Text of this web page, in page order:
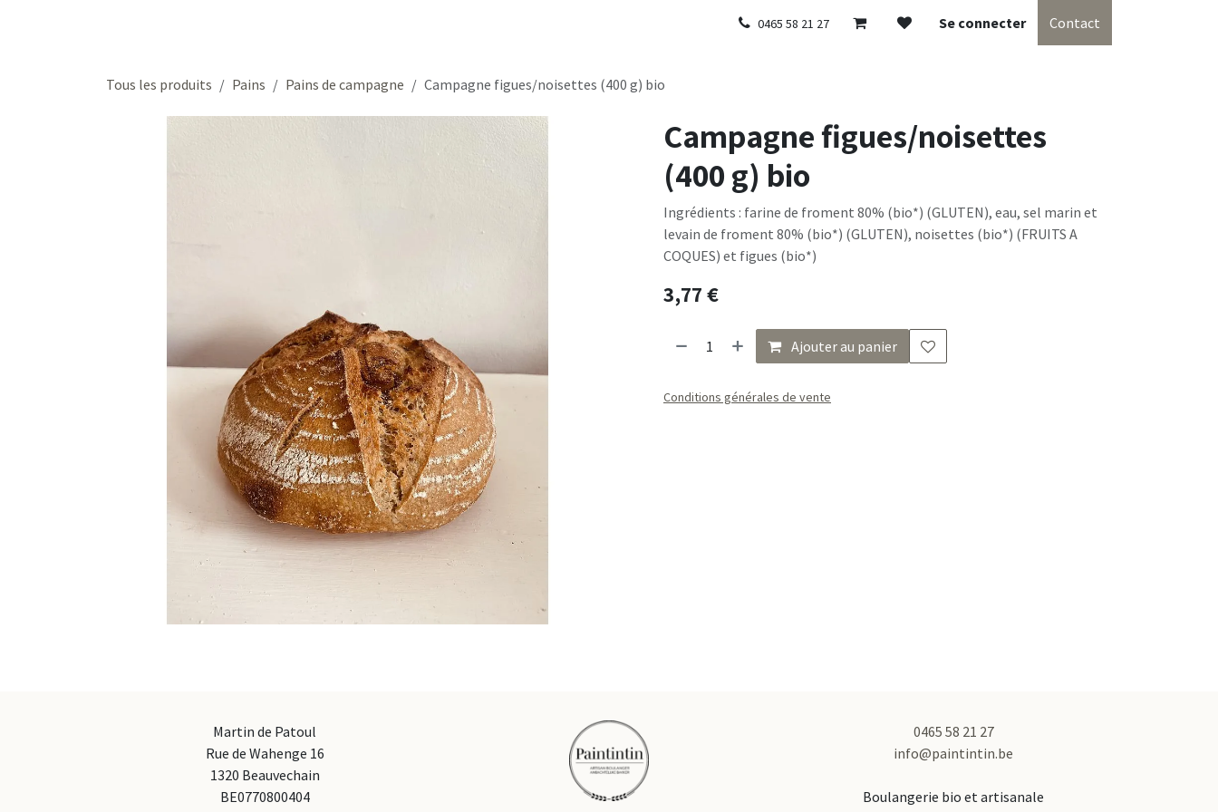
0465 58 21 27 Se connecter Contact
Tous les produits Pains Pains de campagne Campagne figues/noisettes (400 g) bio
Campagne figues/noisettes
(400 g) bio
Ingrédients : farine de froment 80% (bio*) (GLUTEN), eau, sel marin et
levain de froment 80% (bio*) (GLUTEN), noisettes (bio*) (FRUITS A
COQUES) et figues (bio*)
3,77€
Ajouter au panier
Conditions générales de vente
Martin de Patoul
Rue de Wahenge 16
1320 Beauvechain
BE0770800404
0465 58 21 27
info@paintintin.be
Boulangerie bio et artisanale